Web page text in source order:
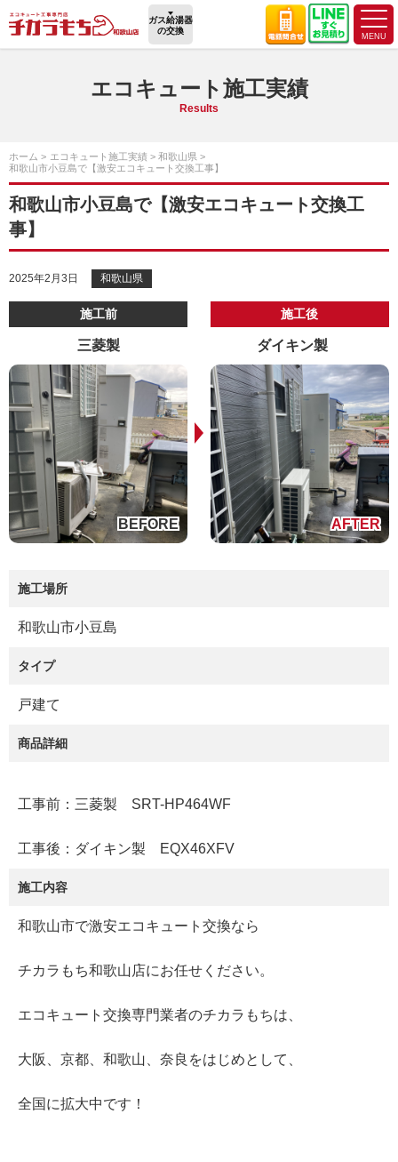
ガス給湯器
の交換
エコキュート施工実績
Results
ホーム エコキュート施工実績
和歌山県
和歌山市小豆島で【激安エコキュート交換工事】
和歌山市小豆島で【激安エコキュート交換工
事】
2025年2月3日 和歌山県
施工前
三菱製
施工後
ダイキン製
施工場所
和歌山市小豆島
タイプ
戸建て
商品詳細
工事前：三菱製 SRT-HP464WF
工事後：ダイキン製 EQX46XFV
施工内容
和歌山市で激安エコキュート交換なら
チカラもち和歌山店にお任せください。
エコキュート交換専門業者のチカラもちは、
大阪、京都、和歌山、奈良をはじめとして、
全国に拡大中です！